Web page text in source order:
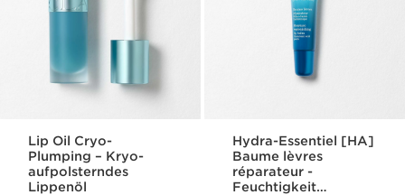
Lip Oil Cryo-
Plumping – Kryo-
aufpolsterndes
Lippenöl
Hydra-Essentiel [HA]
Baume lèvres
réparateur -
Feuchtigkeit